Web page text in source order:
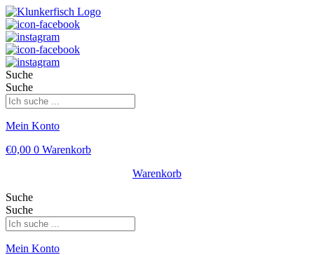
Suche
Suche
Mein Konto
€0,00 0 Warenkorb
Warenkorb
Suche
Suche
Mein Konto